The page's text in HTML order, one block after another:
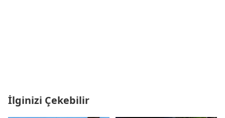
İlginizi Çekebilir